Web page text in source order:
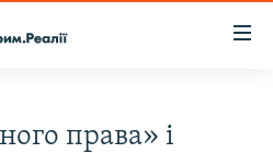
права» і